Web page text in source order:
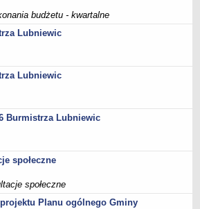
z odpowiedziami
z odpowiedziami
Pomocy Społecznej
budżetu - kwartalne
Lubniewic
Lubniewic
Burmistrza Lubniewic
społeczne
społeczne
Planu ogólnego Gminy